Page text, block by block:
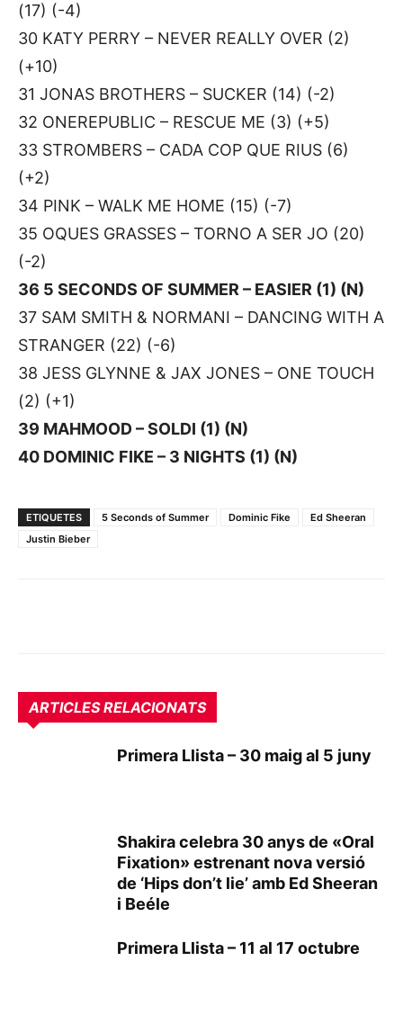
(17) (-4)
30 KATY PERRY – NEVER REALLY OVER (2)
(+10)
31 JONAS BROTHERS – SUCKER (14) (-2)
32 ONEREPUBLIC – RESCUE ME (3) (+5)
33 STROMBERS – CADA COP QUE RIUS (6)
(+2)
34 PINK – WALK ME HOME (15) (-7)
35 OQUES GRASSES – TORNO A SER JO (20)
(-2)
36 5 SECONDS OF SUMMER – EASIER (1) (N)
37 SAM SMITH & NORMANI – DANCING WITH A
STRANGER (22) (-6)
38 JESS GLYNNE & JAX JONES – ONE TOUCH
(2) (+1)
39 MAHMOOD – SOLDI (1) (N)
40 DOMINIC FIKE – 3 NIGHTS (1) (N)
ETIQUETES 5 Seconds of Summer Dominic Fike
Ed Sheeran
Justin Bieber
ARTICLES RELACIONATS
Primera Llista – 30 maig al 5 juny
Shakira celebra 30 anys de «Oral
Fixation» estrenant nova versió
de ‘Hips don’t lie’ amb Ed Sheeran
i Beéle
Primera Llista – 11 al 17 octubre